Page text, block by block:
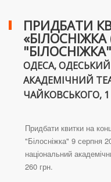
ПРИДБАТИ
ОДЕСА,
АКАДЕМІЧНИЙ
ЧАЙКОВСЬКОГО, 1
Придбати квитки на
"Білосніжка" 9 серпня
національний
260 грн.